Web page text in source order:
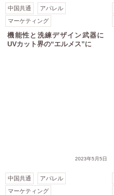
中国共通
アパレル
マーケティング
機能性と洗練デザイン武器に
UVカット界の“エルメス”に
2023年5月5日
中国共通
アパレル
マーケティング